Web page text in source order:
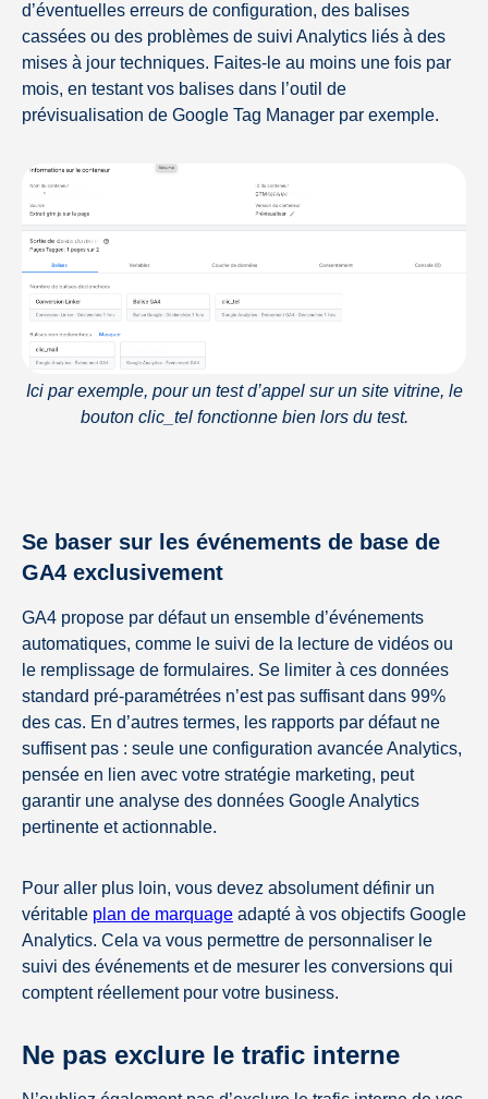
d’éventuelles erreurs de configuration, des balises
cassées ou des problèmes de suivi Analytics liés à des
mises à jour techniques. Faites-le au moins une fois par
mois, en testant vos balises dans l’outil de
prévisualisation de Google Tag Manager par exemple.
Ici par exemple, pour un test d’appel sur un site vitrine, le
bouton clic_tel fonctionne bien lors du test.
Se baser sur les événements de base de
GA4 exclusivement
GA4 propose par défaut un ensemble d’événements
automatiques, comme le suivi de la lecture de vidéos ou
le remplissage de formulaires. Se limiter à ces données
standard pré-paramétrées n’est pas suffisant dans 99%
des cas. En d’autres termes, les rapports par défaut ne
suffisent pas : seule une configuration avancée Analytics,
pensée en lien avec votre stratégie marketing, peut
garantir une analyse des données Google Analytics
pertinente et actionnable.
Pour aller plus loin, vous devez absolument définir un
véritable plan de marquage adapté à vos objectifs Google
Analytics. Cela va vous permettre de personnaliser le
suivi des événements et de mesurer les conversions qui
comptent réellement pour votre business.
Ne pas exclure le trafic interne